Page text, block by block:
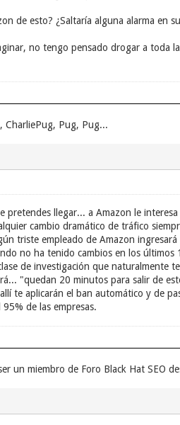
de esto? ¿Saltaría alguna alarma en
no tengo pensado drogar a toda
CharliePug, Pug, Pug...
pretendes llegar... a Amazon le
cambio dramático de tráfico
triste empleado de Amazon
no ha tenido cambios en los
de investigación que naturalmente
"quedan 20 minutos para salir de
te aplicarán el ban automático y de
de las empresas.
un miembro de Foro Black Hat SEO